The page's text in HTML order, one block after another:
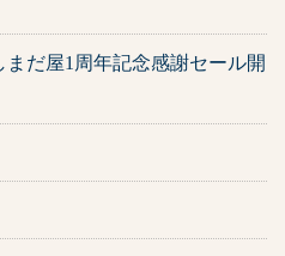
まだ屋1周年記念感謝セール開